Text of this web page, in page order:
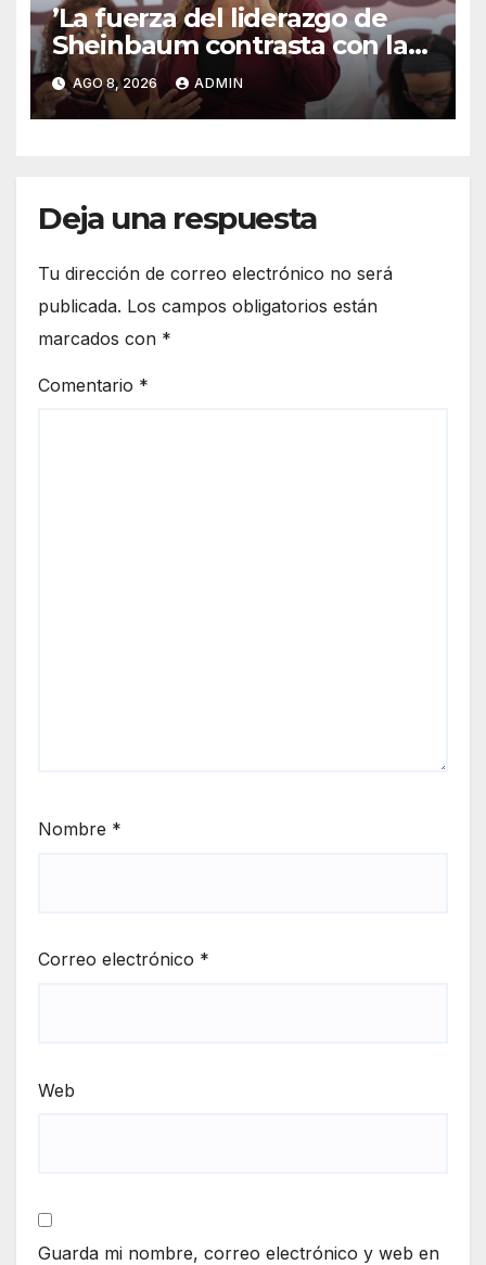
’La fuerza del liderazgo de
Sheinbaum contrasta con la
postura de Maru Campos’:
María Antonieta
AGO 8, 2026 ADMIN
Deja una respuesta
Tu dirección de correo electrónico no será
publicada. Los campos obligatorios están
marcados con *
Comentario *
Nombre *
Correo electrónico *
Web
Guarda mi nombre, correo electrónico y web en